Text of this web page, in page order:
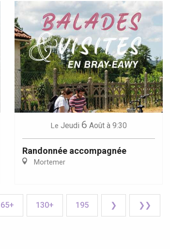
Le Jeudi 6 Août à 9:30
Randonnée accompagnée
Mortemer
65+ 130+ 195 ❯ ❯❯